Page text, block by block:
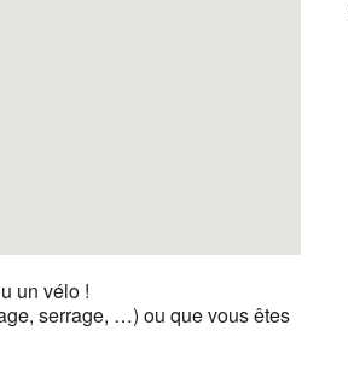
un vélo !
serrage, …) ou que vous êtes